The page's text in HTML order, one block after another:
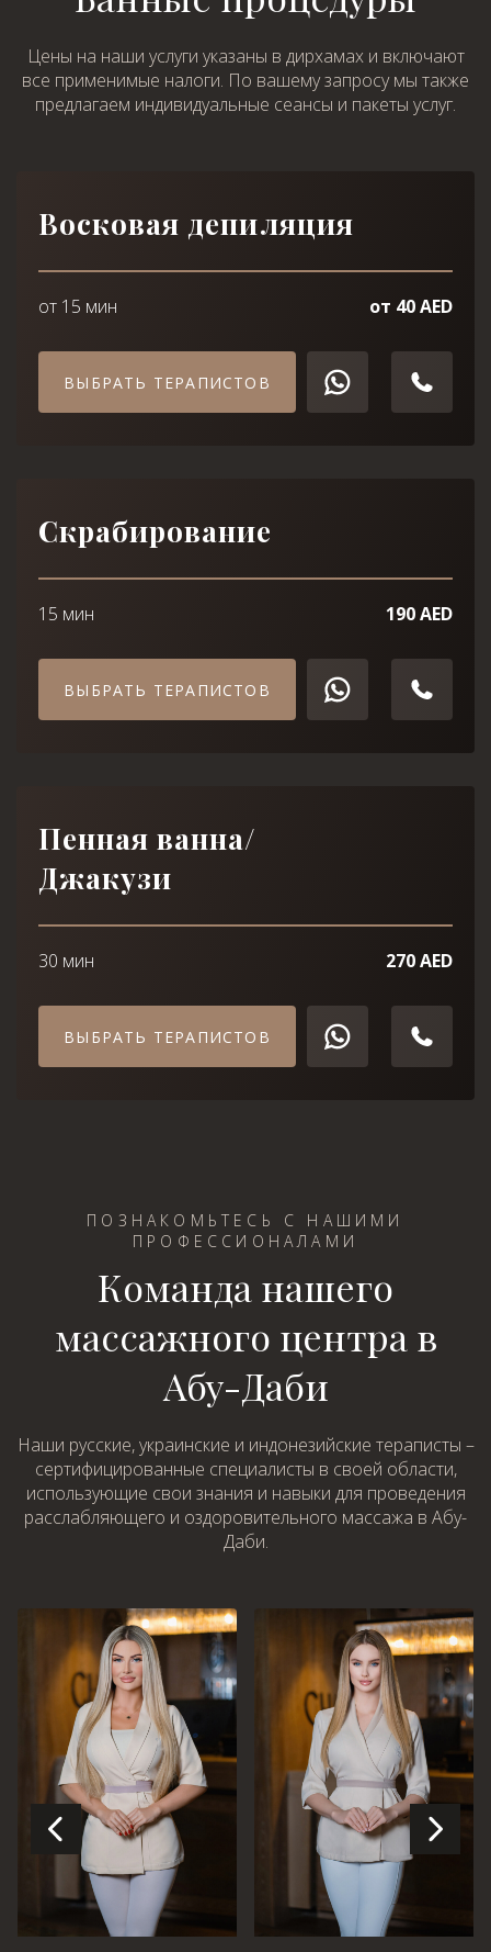
Цены на наши услуги указаны в дирхамах и включают
все применимые налоги. По вашему запросу мы также
предлагаем индивидуальные сеансы и пакеты услуг.
Восковая депиляция
от 15 мин от 40 AED
ВЫБРАТЬ ТЕРАПИСТОВ
Скрабирование
15 мин 190 AED
ВЫБРАТЬ ТЕРАПИСТОВ
Пенная ванна/
Джакузи
30 мин 270 AED
ВЫБРАТЬ ТЕРАПИСТОВ
ПОЗНАКОМЬТЕСЬ С НАШИМИ
ПРОФЕССИОНАЛАМИ
Команда нашего
массажного центра в
Абу-Даби
Наши русские, украинские и индонезийские тераписты –
сертифицированные специалисты в своей области,
использующие свои знания и навыки для проведения
расслабляющего и оздоровительного массажа в Абу-
Даби.
Выберите процедуру
ЗАБРОНИРОВАТЬ